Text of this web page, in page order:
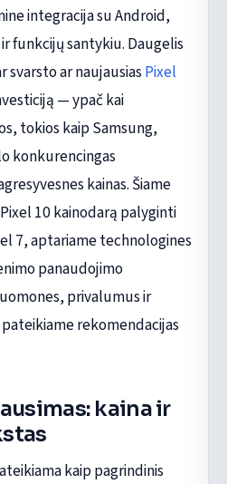
integracija su Android,
funkcijų santykiu. Daugelis
ar naujausiasPixel
— ypač kai
tokios kaip Samsung,
konkurencingas
kainas. Šiame
10 kainodarą palyginti
7, aptariame technologines
panaudojimo
privalumus ir
rekomendacijas
kaina ir
kaip pagrindinis